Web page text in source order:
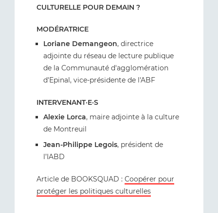
CULTURELLE POUR DEMAIN ?
MODÉRATRICE
Loriane Demangeon, directrice
adjointe du réseau de lecture publique
de la Communauté d'agglomération
d'Epinal, vice-présidente de l'ABF
INTERVENANT·E·S
Alexie Lorca, maire adjointe à la culture
de Montreuil
Jean-Philippe Legois, président de
l’IABD
Article de BOOKSQUAD : Coopérer pour
protéger les politiques culturelles